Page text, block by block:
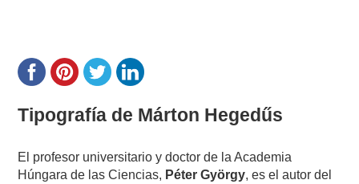
Tipografía de Márton Hegedűs
El profesor universitario y doctor de la Academia
Húngara de las Ciencias, Péter György, es el autor del